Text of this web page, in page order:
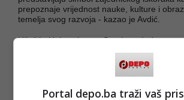
prepoznaje vrijednost nauke, kulture i
temelja svog razvoja - kazao je Avdić.
Učešće Univerziteta u Sarajevu dodatno
naučnih i kulturnih institucija, te kao mjesta
nove profesionalne i institucionalne
Portal depo.ba traži vaš